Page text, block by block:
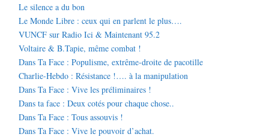
Le silence a du bon
Le Monde Libre : ceux qui en parlent le plus….
VUNCF sur Radio Ici & Maintenant 95.2
Voltaire & B.Tapie, même combat !
Dans Ta Face : Populisme, extrême-droite de pacotille
Charlie-Hebdo : Résistance !…. à la manipulation
Dans Ta Face : Vive les préliminaires !
Dans ta face : Deux cotés pour chaque chose..
Dans Ta Face : Tous assouvis !
Dans Ta Face : Vive le pouvoir d’achat.